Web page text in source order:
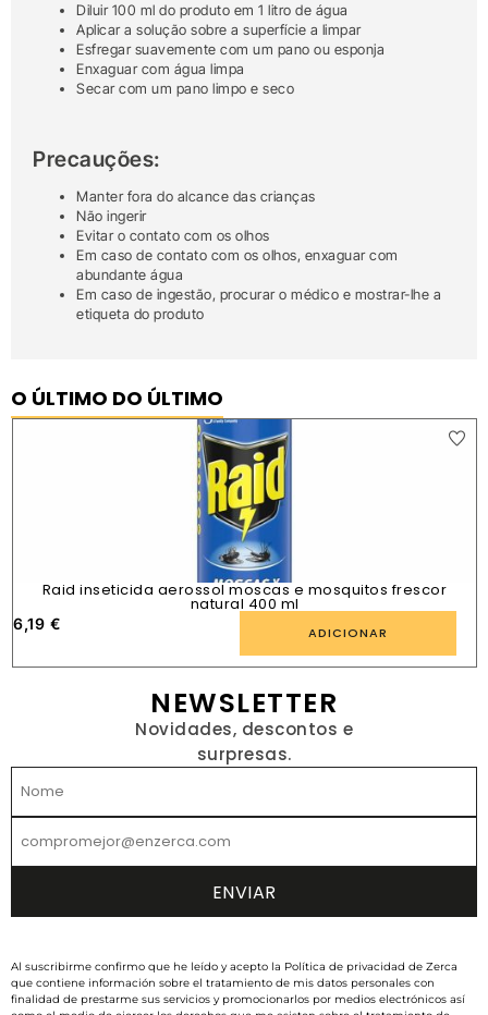
Diluir 100 ml do produto em 1 litro de água
Aplicar a solução sobre a superfície a limpar
Esfregar suavemente com um pano ou esponja
Enxaguar com água limpa
Secar com um pano limpo e seco
Precauções:
Manter fora do alcance das crianças
Não ingerir
Evitar o contato com os olhos
Em caso de contato com os olhos, enxaguar com
abundante água
Em caso de ingestão, procurar o médico e mostrar-lhe a
etiqueta do produto
O ÚLTIMO DO ÚLTIMO
Raid inseticida aerossol moscas e mosquitos frescor
natural 400 ml
6,19 € ADICIONAR
NEWSLETTER
Novidades, descontos e
surpresas.
Al suscribirme confirmo que he leído y acepto la Política de privacidad de Zerca
que contiene información sobre el tratamiento de mis datos personales con
finalidad de prestarme sus servicios y promocionarlos por medios electrónicos así